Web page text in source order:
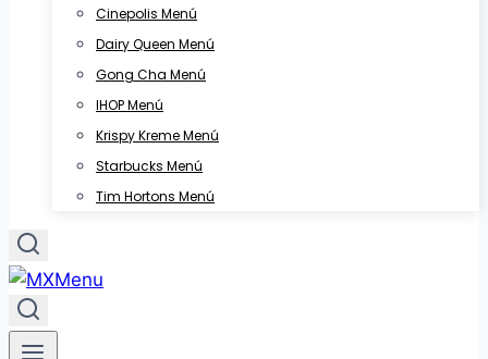
Cinepolis Menú
Dairy Queen Menú
Gong Cha Menú
IHOP Menú
Krispy Kreme Menú
Starbucks Menú
Tim Hortons Menú